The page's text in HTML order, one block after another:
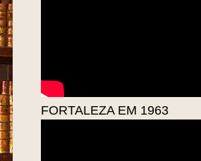
FORTALEZA EM 1963